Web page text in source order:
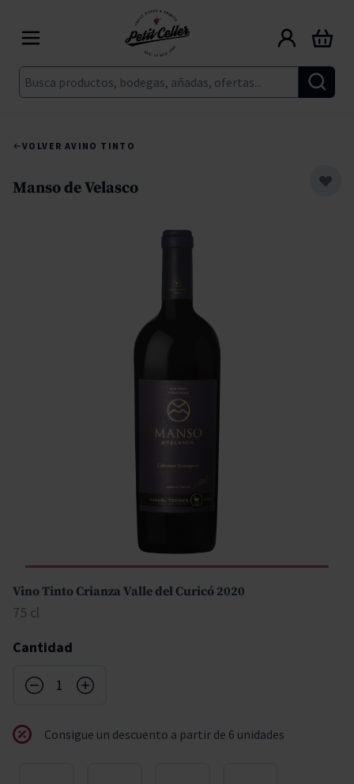
Buscar
Carrito
VOLVER AVINO TINTO
Manso de Velasco
Vino Tinto Crianza Valle del Curicó 2020
75 cl
Cantidad
Consigue un descuento a partir de 6 unidades